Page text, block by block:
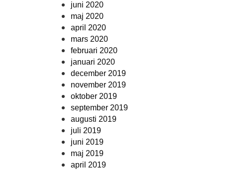
juni 2020
maj 2020
april 2020
mars 2020
februari 2020
januari 2020
december 2019
november 2019
oktober 2019
september 2019
augusti 2019
juli 2019
juni 2019
maj 2019
april 2019